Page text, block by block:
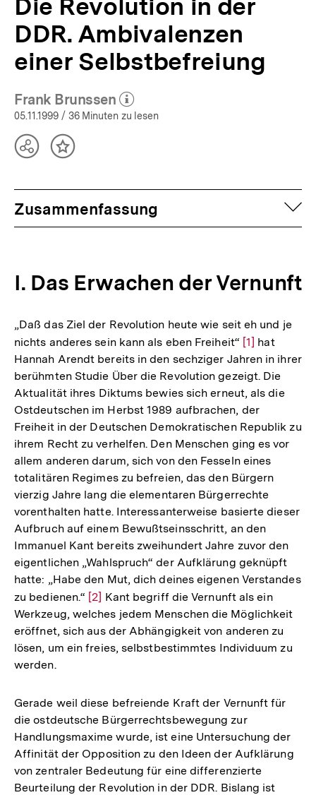
Die Revolution in der
DDR. Ambivalenzen
einer Selbstbefreiung
Frank Brunssen
(Mehr zum Autor)
öffnen
05.11.1999 / 36 Minuten zu lesen
TeilenInhalt
Zusammenfassung
I. Das Erwachen der Vernunft
„Daß das Ziel der Revolution heute wie seit eh und je
nichts anderes sein kann als eben Freiheit“ Zur
Auflösung
der
Fußnote
[1] hat
Hannah Arendt bereits in den sechziger Jahren in ihrer
berühmten Studie Über die Revolution gezeigt. Die
Aktualität ihres Diktums bewies sich erneut, als die
Ostdeutschen im Herbst 1989 aufbrachen, der
Freiheit in der Deutschen Demokratischen Republik zu
ihrem Recht zu verhelfen. Den Menschen ging es vor
allem anderen darum, sich von den Fesseln eines
totalitären Regimes zu befreien, das den Bürgern
vierzig Jahre lang die elementaren Bürgerrechte
vorenthalten hatte. Interessanterweise basierte dieser
Aufbruch auf einem Bewußtseinsschritt, an den
Immanuel Kant bereits zweihundert Jahre zuvor den
eigentlichen „Wahlspruch“ der Aufklärung geknüpft
hatte: „Habe den Mut, dich deines eigenen Verstandes
zu bedienen.“ Zur
Auflösung
der
Fußnote
[2] Kant begriff die Vernunft als ein
Werkzeug, welches jedem Menschen die Möglichkeit
eröffnet, sich aus der Abhängigkeit von anderen zu
lösen, um ein freies, selbstbestimmtes Individuum zu
werden.
Gerade weil diese befreiende Kraft der Vernunft für
die ostdeutsche Bürgerrechtsbewegung zur
Handlungsmaxime wurde, ist eine Untersuchung der
Affinität der Opposition zu den Ideen der Aufklärung
von zentraler Bedeutung für eine differenzierte
Beurteilung der Revolution in der DDR. Bislang ist